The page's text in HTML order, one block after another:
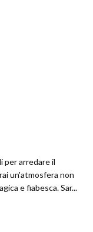
per arredare il
un'atmosfera non
e fiabesca. Sar...